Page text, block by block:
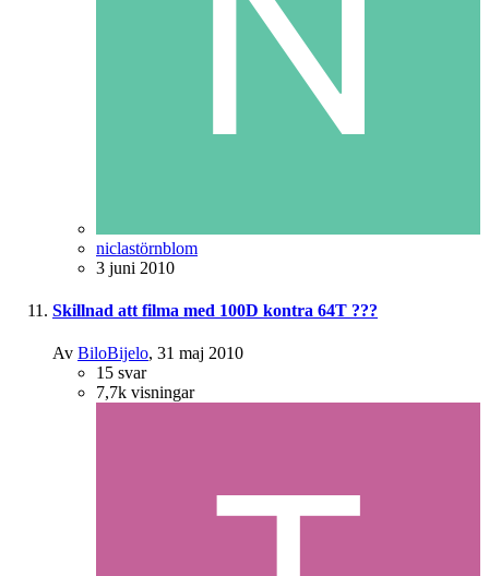
niclastörnblom
3 juni 2010
Skillnad att filma med 100D kontra 64T ???
Av BiloBijelo, 31 maj 2010
15 svar
7,7k visningar